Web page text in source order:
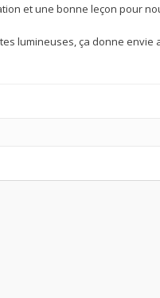
et une bonne leçon pour
lumineuses, ça donne envie